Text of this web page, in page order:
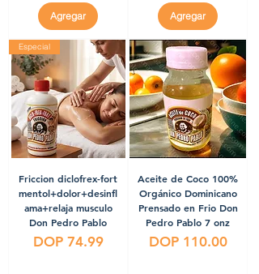
Agregar Agregar
Especial
Friccion diclofrex-fort
mentol+dolor+desinfl
ama+relaja musculo
Don Pedro Pablo
Precio
DOP 74.99
Aceite de Coco 100%
Orgánico Dominicano
Prensado en Frio Don
Pedro Pablo 7 onz
Precio
DOP 110.00